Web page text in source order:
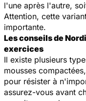
l'une après l'autre,
Attention, cette
importante.
Les conseils de
exercices
Il existe plusieurs
mousses
pour résister à
assurez-vous avant